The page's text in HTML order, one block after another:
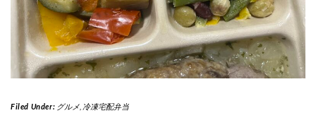
Filed Under: グルメ, 冷凍宅配弁当